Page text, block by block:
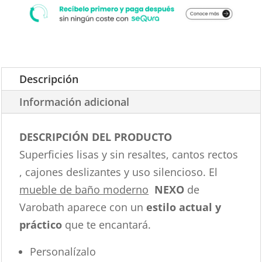
Descripción
Información adicional
DESCRIPCIÓN DEL PRODUCTO
Superficies lisas y sin resaltes, cantos rectos
, cajones deslizantes y uso silencioso. El
mueble de baño moderno NEXO de
Varobath aparece con un estilo actual y
práctico que te encantará.
Personalízalo